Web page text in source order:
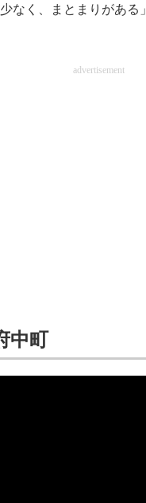
なく、まとまりがある
advertisement
中町